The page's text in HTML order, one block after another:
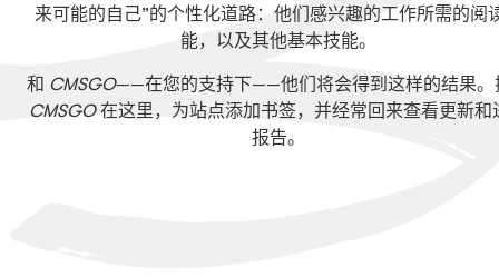
来可能的自己”的个性化道路：他们感兴趣的工作所需的阅
能，以及其他基本技能。
和 CMSGO——在您的支持下——他们将会得到这样的结果。
CMSGO在这里，为站点添加书签，并经常回来查看更新和
报告。